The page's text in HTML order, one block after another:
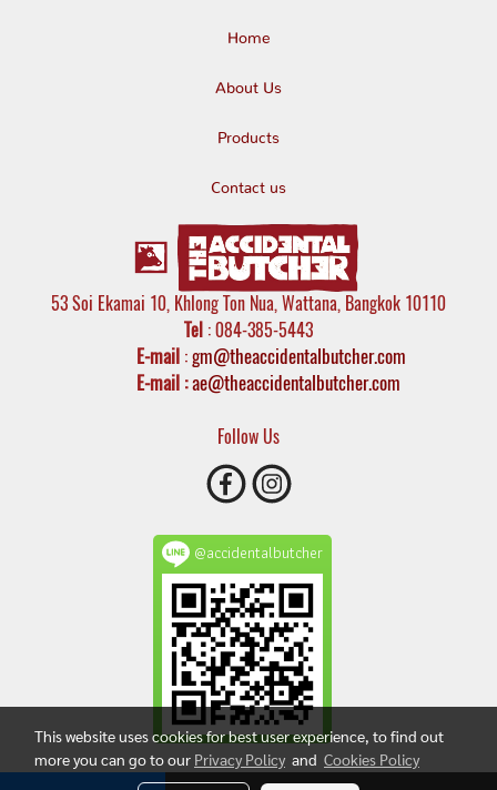
Home
About Us
Products
Contact us
53 Soi Ekamai 10, Khlong Ton Nua, Wattana, Bangkok 10110
Tel : 084-385-5443
E-mail:gm@theaccidentalbutcher.com
E-mail :ae@theaccidentalbutcher.com
Follow Us
@accidentalbutcher
This website uses cookies for best user experience, to find out
more you can go to our Privacy Policy and Cookies Policy